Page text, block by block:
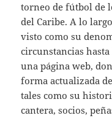
torneo de fútbol de
del Caribe. A lo
visto como su
circunstancias
una página web,
forma actualizada
tales como su
cantera, socios,